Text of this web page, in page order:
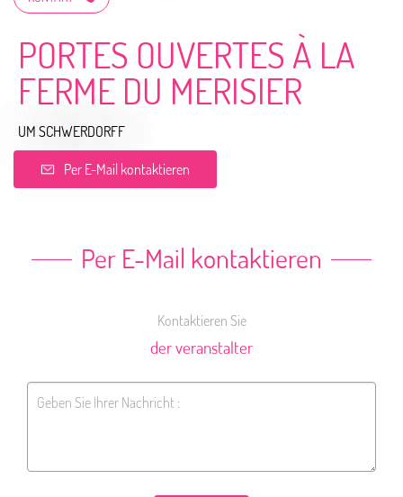
PORTES OUVERTES À LA
FERME DU MERISIER
UM SCHWERDORFF
Per E-Mail kontaktieren
Per E-Mail kontaktieren
Kontaktieren Sie
der veranstalter